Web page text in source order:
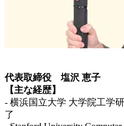
代表取締役 塩沢 恵子
【主な経歴】
- 横浜国立大学 大学院工学
了